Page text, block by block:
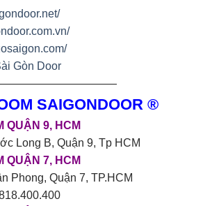
Gòn Door
SAIGONDOOR ®
QUẬN 9, HCM
Long B, Quận 9, Tp HCM
QUẬN 7, HCM
Phong, Quận 7, TP.HCM